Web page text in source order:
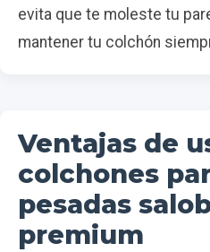
evita que te moleste tu
mantener tu colchón
Ventajas de
colchones
pesadas
premium